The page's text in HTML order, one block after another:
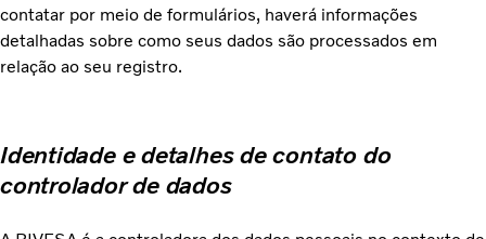
contatar por meio de formulários, haverá informações
detalhadas sobre como seus dados são processados em
relação ao seu registro.
Identidade e detalhes de contato do
controlador de dados